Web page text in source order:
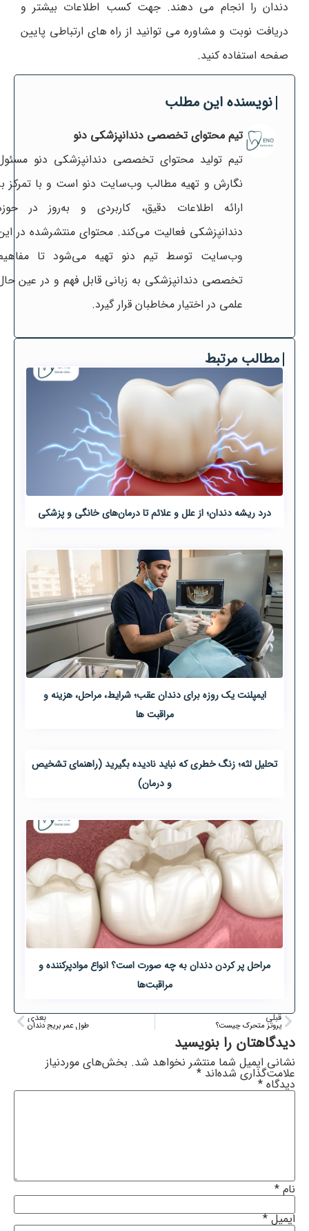
دندان را انجام می دهند. جهت کسب اطلاعات بیشتر و
دریافت نوبت و مشاوره می توانید از راه های ارتباطی پایین
صفحه استفاده کنید.
نویسنده این مطلب
تیم محتوای تخصصی دندانپزشکی دنو
تیم تولید محتوای تخصصی دندانپزشکی دنو
نگارش و تهیه مطالب وب‌سایت دنو است و با تمرکز
ارائه اطلاعات دقیق، کاربردی و به‌روز در
دندانپزشکی فعالیت می‌کند. محتوای منتشرشده در
وب‌سایت توسط تیم دنو تهیه می‌شود تا
تخصصی دندانپزشکی به زبانی قابل فهم و در عین
علمی در اختیار مخاطبان قرار گیرد.
مطالب مرتبط
درد ریشه دندان؛ از علل و علائم تا درمان‌های خانگی و پزشکی
ایمپلنت یک روزه برای دندان عقب؛ شرایط، مراحل، هزینه و
مراقبت ها
تحلیل لثه؛ زنگ خطری که نباید نادیده بگیرید (راهنمای تشخیص
و درمان)
مراحل پر کردن دندان به چه صورت است؟ انواع موادپرکننده و
مراقبت‌ها
قبلی
پروتز متحرک چیست؟
بعدی
طول عمر بریج دندان
دیدگاهتان را بنویسید
نشانی ایمیل شما منتشر نخواهد شد. بخش‌های موردنیاز
علامت‌گذاری شده‌اند *
دیدگاه *
نام *
ایمیل*